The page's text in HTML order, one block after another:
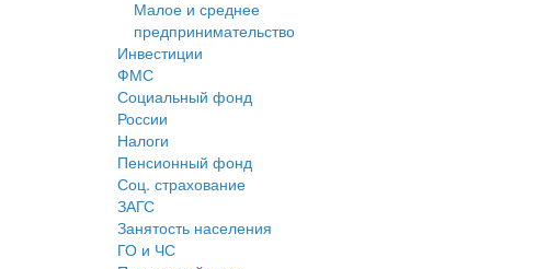
Малое и среднее
предпринимательство
Инвестиции
ФМС
Социальный фонд
России
Налоги
Пенсионный фонд
Соц. страхование
ЗАГС
Занятость населения
ГО и ЧС